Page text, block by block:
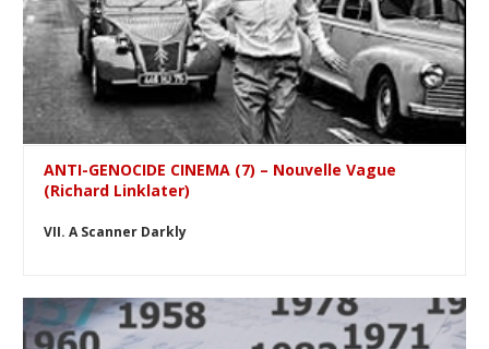
ANTI-GENOCIDE CINEMA (7) – Nouvelle Vague
(Richard Linklater)
VII. A Scanner Darkly